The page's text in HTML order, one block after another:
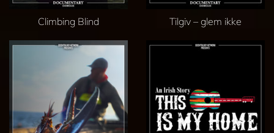
Climbing Blind Tilgiv – glem ikke